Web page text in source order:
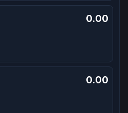
0.00
0.00